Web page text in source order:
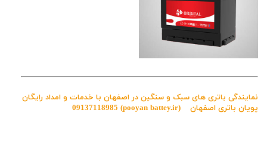
نمایندگی باتری های سبک و سنگین در اصفهان با خدمات و امداد رایگان
پویان باتری اصفهان
(pooyan battey.ir)
09137118985